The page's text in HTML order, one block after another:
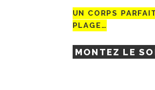
UN CORPS
PLAGE…
MONTEZ LE